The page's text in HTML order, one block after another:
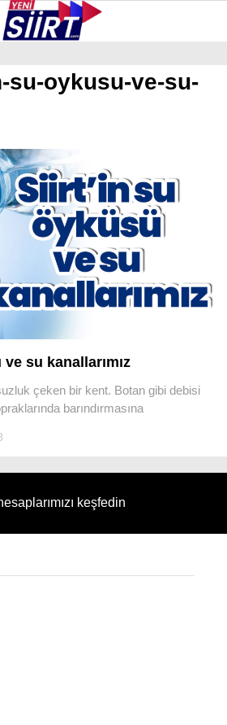
su-oykusu-ve-su-
su kanallarımız
çeken bir kent. Botan gibi debisi
barındırmasına
keşfedin